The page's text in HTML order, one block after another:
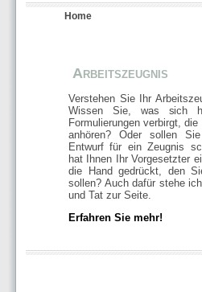
Home
Arbeitszeugnis
Verstehen Sie Ihr
Wissen Sie, was sich
Formulierungen verbirgt,
anhören? Oder sollen
Entwurf für ein Zeugnis
hat Ihnen Ihr Vorgesetzter
die Hand gedrückt, den
sollen? Auch dafür stehe
und Tat zur Seite.
Erfahren Sie mehr!